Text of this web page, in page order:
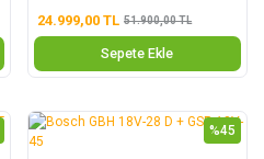
24.999,00 TL 51.900,00 TL
Sepete Ekle
%45